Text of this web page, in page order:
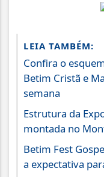
LEIA TAMBÉM:
Confira o
Betim Cristã e
semana
Estrutura da
montada no
Betim Fest
a expectativa